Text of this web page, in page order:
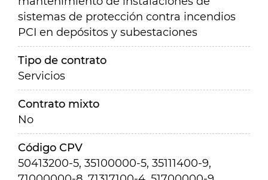
sistemas de protección contra incendios
PCI en depósitos y subestaciones
Tipo de contrato
Servicios
Contrato mixto
No
Código CPV
50413200-5, 35100000-5, 35111400-9,